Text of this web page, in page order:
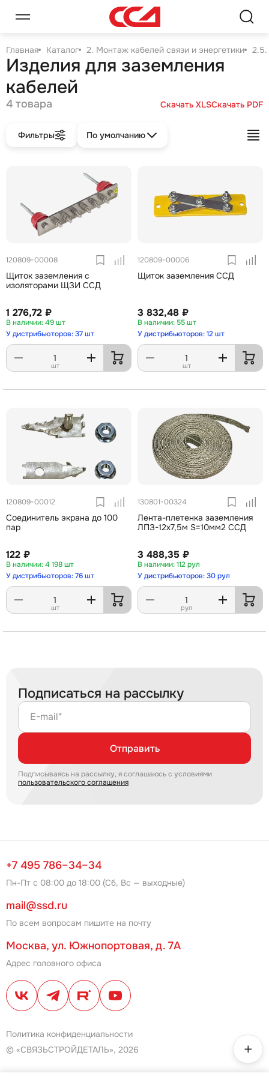
Главная Каталог 2. Монтаж кабелей связи и энергетики 2.5.
Изделия для заземления
кабелей
4 товара Скачать XLSСкачать PDF
Фильтры По умолчанию
120809-00008
Щиток заземления с
изоляторами ЩЗИ ССД
1 276,72 ₽
49 шт
У дистрибьюторов: 37 шт
шт
120809-00006
Щиток заземления ССД
3 832,48 ₽
55 шт
У дистрибьюторов: 12 шт
шт
120809-00012
Соединитель экрана до 100
пар
122 ₽
4 198 шт
У дистрибьюторов: 76 шт
шт
130801-00324
Лента-плетенка заземления
ЛПЗ-12х7,5м S=10мм2 ССД
3 488,35 ₽
112 рул
У дистрибьюторов: 30 рул
рул
Подписаться на рассылку
E-mail*
Отправить
Подписываясь на рассылку, я соглашаюсь с условиями
пользовательского соглашения
+7 495 786–34–34
Пн-Пт с 08:00 до 18:00 (Сб, Вс — выходные)
mail@ssd.ru
По всем вопросам пишите на почту
Москва, ул. Южнопортовая, д. 7А
Адрес головного офиса
Политика конфиденциальности
© «СВЯЗЬСТРОЙДЕТАЛЬ», 2026